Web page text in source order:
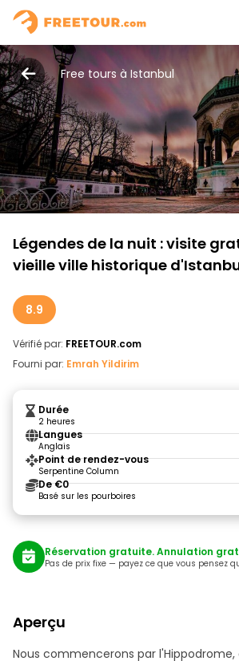
Free tours à Istanbul
Légendes de la nuit : visite
vieille ville historique
8.9
Vérifié par: FREETOUR.com
Fourni par: Emrah Yildirim
Durée
2 heures
Langues
Anglais
Point de rendez-vous
Serpentine Column
De €0
Basé sur les pourboires
Réservation gratuite. Annulation
Pas de prix fixe — payez ce que vous pensez
Aperçu
Nous commencerons par